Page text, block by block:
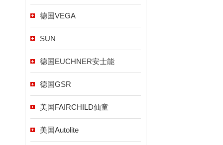
德国VEGA
SUN
德国EUCHNER安士能
德国GSR
美国FAIRCHILD仙童
美国Autolite